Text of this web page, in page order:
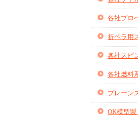
各社プロ
折ペラ用
各社スピ
各社燃料
プレーン
OK模型